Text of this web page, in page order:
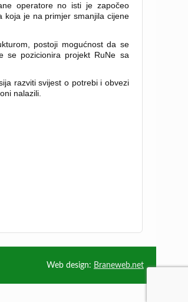
operatore no isti je započeo
koja je na primjer smanjila cijene
postoji mogućnost da se
se pozicionira projekt RuNe sa
razviti svijest o potrebi i obvezi
nalazili.
Web design: Braneweb.net